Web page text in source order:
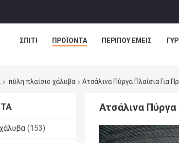
ΣΠΊΤΙ ΠΡΟΪΌΝΤΑ ΠΕΡΊΠΟΥ ΕΜΕΊΣ
πύλη πλαίσιο χάλυβα Ατσάλινα Πύργα Πλαίσια Για
(153)
Ατσάλινα